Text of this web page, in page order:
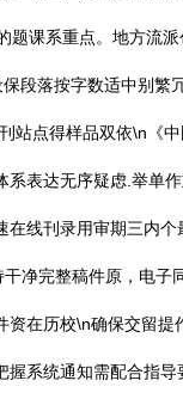
课系重点。地方流
段落按字数适中别
点得样品双依\n
表达无序疑虑.举
线刊录用审期三内
净完整稿件原，电
在历校\n确保交留
系统通知需配合指